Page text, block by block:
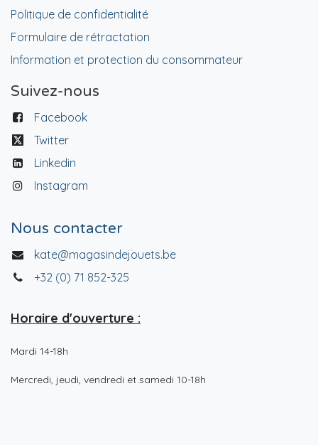
Politique de confidentialité
Formulaire de rétractation
Information et protection du consommateur
Suivez-nous
Facebook
Twitter
Linkedin
Instagram
Nous contacter
kate@magasindejouets.be
+32 (0) 71 852-325
Horaire d'ouverture :
Mardi 14-18h
Mercredi, jeudi, vendredi et samedi 10-18h